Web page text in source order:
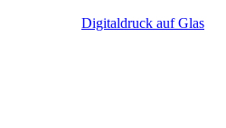
Digitaldruck auf Glas